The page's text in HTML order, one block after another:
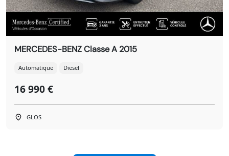
MERCEDES-BENZ Classe A 2015
Automatique Diesel
16 990 €
GLOS